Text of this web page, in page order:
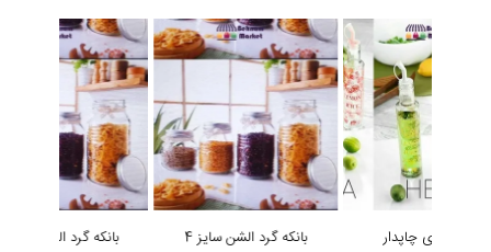
آبلیموخوری چاپدار
بانکه گرد الشن سایز 4
بانکه گرد الشن سایز 3